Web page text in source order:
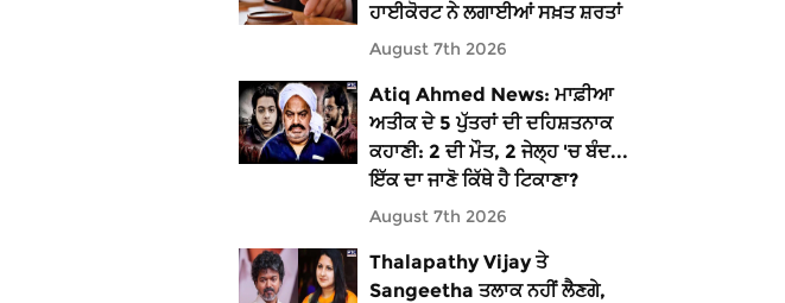
ਹਾਈਕੋਰਟ ਨੇ ਲਗਾਈਆਂ ਸਖ਼ਤ ਸ਼ਰਤਾਂ
August 7th 2026
Atiq Ahmed News: ਮਾਫ਼ੀਆ
ਅਤੀਕ ਦੇ 5 ਪੁੱਤਰਾਂ ਦੀ ਦਹਿਸ਼ਤਨਾਕ
ਕਹਾਣੀ: 2 ਦੀ ਮੌਤ, 2 ਜੇਲ੍ਹ 'ਚ ਬੰਦ...
ਇੱਕ ਦਾ ਜਾਣੋ ਕਿੱਥੇ ਹੈ ਟਿਕਾਣਾ?
August 7th 2026
Thalapathy Vijay ਤੇ
Sangeetha ਤਲਾਕ ਨਹੀਂ ਲੈਣਗੇ,